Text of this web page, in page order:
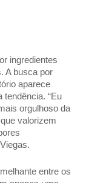
ingredientes
A busca por
aparece
“Eu
orgulhoso da
valorizem
entre os